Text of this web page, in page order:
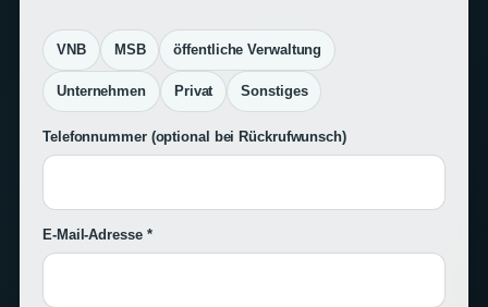
VNB MSB öffentliche Verwaltung
Unternehmen Privat Sonstiges
Telefonnummer (optional bei Rückrufwunsch)
E-Mail-Adresse *